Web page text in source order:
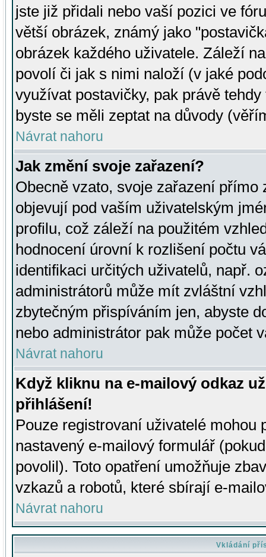
jste již přidali nebo vaší pozici ve
větší obrázek, známý jako
obrázek každého uživatele. Záleží
povolí či jak s nimi naloží (v jaké
využívat postavičky, pak právě
byste se měli zeptat na důvody
Návrat nahoru
Jak změní svoje zařazení?
Obecně vzato, svoje zařazení přímo
objevují pod vaším uživatelským
profilu, což záleží na použitém
hodnocení úrovní k rozlišení počtu
identifikaci určitých uživatelů, např.
administrátorů může mít zvláštní
zbytečným přispíváním jen, abyste
nebo administrátor pak může počet
Návrat nahoru
Když kliknu na e-mailový odkaz
přihlášení!
Pouze registrovaní uživatelé mohou
nastavený e-mailový formulář
povolil). Toto opatření umožňuje
vzkazů a robotů, které sbírají e-
Návrat nahoru
Vkládání